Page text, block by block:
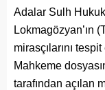
Adalar Sulh
Lokmagözyan’ın
mirasçılarını
Mahkeme
tarafından açılan